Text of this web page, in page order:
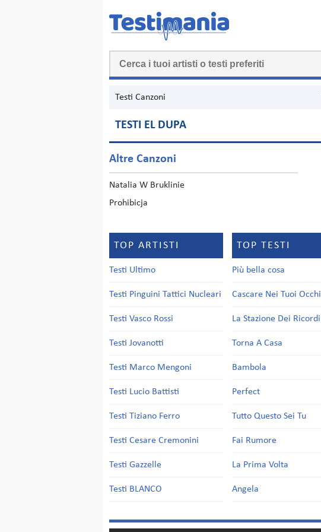
Testi Canzoni
TESTI EL DUPA
Altre Canzoni
Natalia W Bruklinie
Prohibicja
TOP ARTISTI
Testi Ultimo
Testi Pinguini Tattici Nucleari
Testi Vasco Rossi
Testi Jovanotti
Testi Marco Mengoni
Testi Lucio Battisti
Testi Tiziano Ferro
Testi Cesare Cremonini
Testi Gazzelle
Testi BLANCO
TOP TESTI
Più bella cosa
Cascare Nei Tuoi Occhi
La Stazione Dei Ricordi
Torna A Casa
Bambola
Perfect
Tutto Questo Sei Tu
Fai Rumore
La Prima Volta
Angela